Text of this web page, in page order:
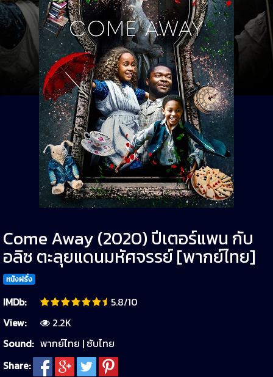
Come Away (2020) ปีเตอร์แพน กับ
อลิซ ตะลุยแดนมหัศจรรย์ [พากย์ไทย]
หนังฝรั่ง
IMDb:
5.8/10
View:
2.2K
Sound: พากย์ไทย | ซับไทย
Share: